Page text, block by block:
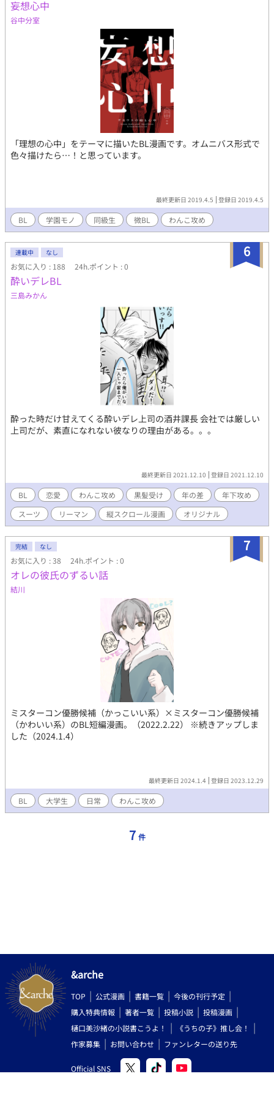
妄想心中
谷中分室
「理想の心中」をテーマに描いたBL漫画です。オムニバス形式で
色々描けたら…！と思っています。
最終更新日 2019.4.5 登録日 2019.4.5
BL 学園モノ 同級生 微BL わんこ攻め
6
連載中 なし
お気に入り : 188 24h.ポイント : 0
酔いデレBL
三島みかん
酔った時だけ甘えてくる酔いデレ上司の酒井課長 会社では厳しい
上司だが、素直になれない彼なりの理由がある。。。
最終更新日 2021.12.10 登録日 2021.12.10
BL 恋愛 わんこ攻め 黒髪受け 年の差
年下攻め
スーツ
リーマン 縦スクロール漫画 オリジナル
7
完結 なし
お気に入り : 38 24h.ポイント : 0
オレの彼氏のずるい話
結川
ミスターコン優勝候補（かっこいい系）×ミスターコン優勝候補
（かわいい系）のBL短編漫画。（2022.2.22） ※続きアップしま
した（2024.1.4）
最終更新日 2024.1.4 登録日 2023.12.29
BL 大学生 日常 わんこ攻め
7 件
&arche
TOP 公式漫画 書籍一覧
今後の刊行予定
購入特典情報
著者一覧 投稿小説
投稿漫画
樋口美沙緒の小説書こうよ！
《うちの子》推し会！
作家募集
お問い合わせ ファンレターの送り先
Official SNS